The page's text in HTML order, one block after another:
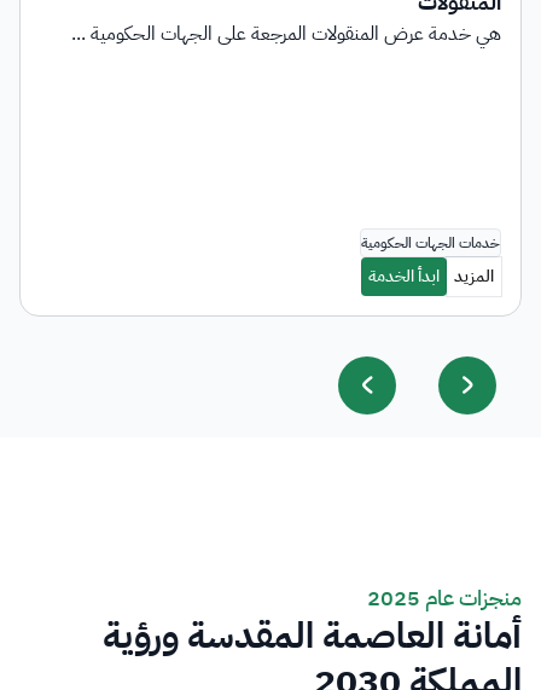
هي خدمة عرض المنقولات المرجعة على الجهات الحكومية ...
منجزات عام 2025
أمانة العاصمة المقدسة ورؤية